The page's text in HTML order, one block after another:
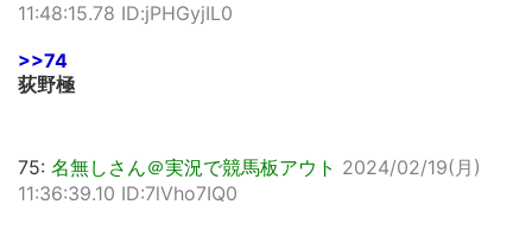
11:48:15.78 ID:jPHGyjIL0
>>74
荻野極
75: 名無しさん＠実況で競馬板アウト 2024/02/19(月)
11:36:39.10 ID:7lVho7IQ0